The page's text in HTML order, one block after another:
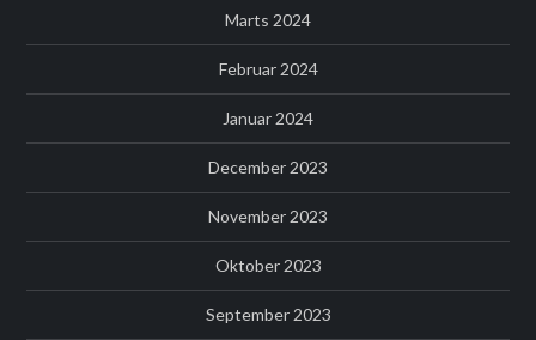
Marts 2024
Februar 2024
Januar 2024
December 2023
November 2023
Oktober 2023
September 2023